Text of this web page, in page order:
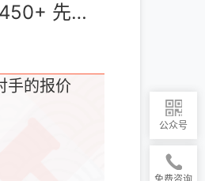
[上海] 奔驰 奔驰EQS 2022款 改款 450+ 先锋版
手的报价
公众号